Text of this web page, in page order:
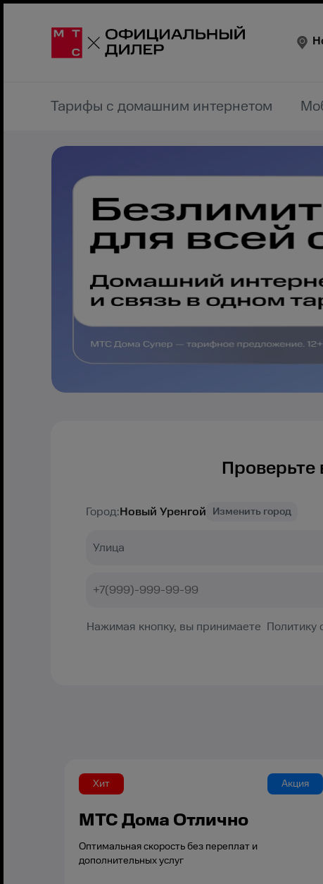
Тарифы с домашним интернетом
Город:Новый Уренгой Изменить город
Нажимая кнопку, вы принимаете Политику
Хит Акция
МТС Дома Отлично
Оптимальная скорость без переплат и
дополнительных услуг